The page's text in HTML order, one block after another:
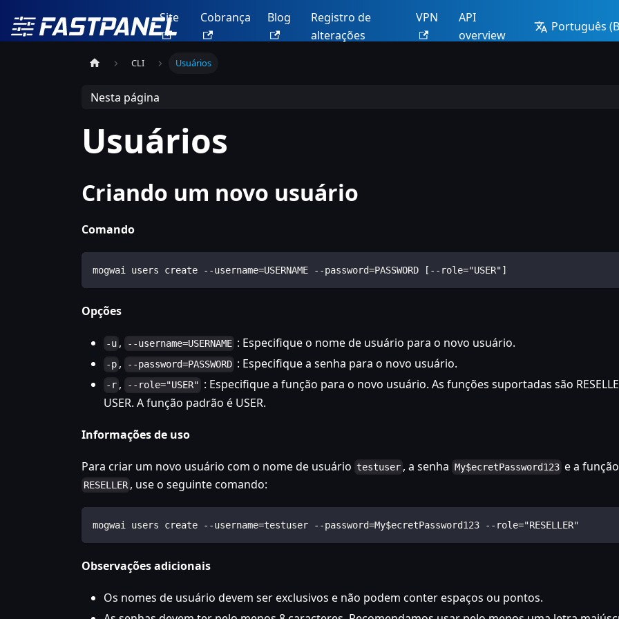
Site Cobrança Blog
Registro de
alterações
VPN
API
overview
Português
CLI Usuários
Nesta página
Usuários
Criando um novo usuário
Comando
mogwai users create --username=USERNAME --password=PASSWORD [--role="USER"]
Opções
-u , --username=USERNAME : Especifique o nome de usuário para o novo usuário.
-p , --password=PASSWORD : Especifique a senha para o novo usuário.
-r , --role="USER" : Especifique a função para o novo usuário. As funções suportadas são
USER. A função padrão é USER.
Informações de uso
Para criar um novo usuário com o nome de usuário testuser , a senha My$ecretPassword123 e a função
RESELLER , use o seguinte comando:
mogwai users create --username=testuser --password=My$ecretPassword123 --role="RESELLER"
Observações adicionais
Os nomes de usuário devem ser exclusivos e não podem conter espaços ou pontos.